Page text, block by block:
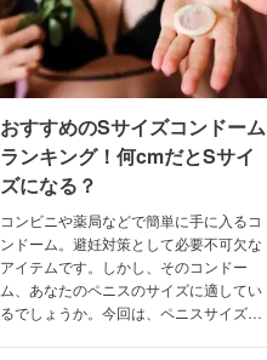
おすすめのSサイズコンドーム
ランキング！何cmだとSサイ
ズになる？
コンビニや薬局などで簡単に手に入るコ
ンドーム。避妊対策として必要不可欠な
アイテムです。しかし、そのコンドー
ム、あなたのペニスのサイズに適してい
るでしょうか。今回は、ペニスサイズが